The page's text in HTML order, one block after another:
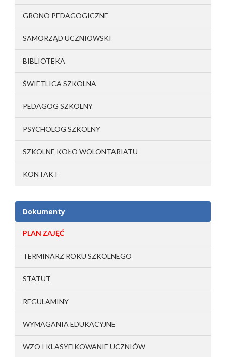
GRONO PEDAGOGICZNE
SAMORZĄD UCZNIOWSKI
BIBLIOTEKA
ŚWIETLICA SZKOLNA
PEDAGOG SZKOLNY
PSYCHOLOG SZKOLNY
SZKOLNE KOŁO WOLONTARIATU
KONTAKT
Dokumenty
PLAN ZAJĘĆ
TERMINARZ ROKU SZKOLNEGO
STATUT
REGULAMINY
WYMAGANIA EDUKACYJNE
WZO I KLASYFIKOWANIE UCZNIÓW